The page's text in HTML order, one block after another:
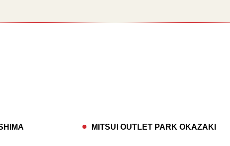
MITSUI OUTLET PARK OKAZAKI